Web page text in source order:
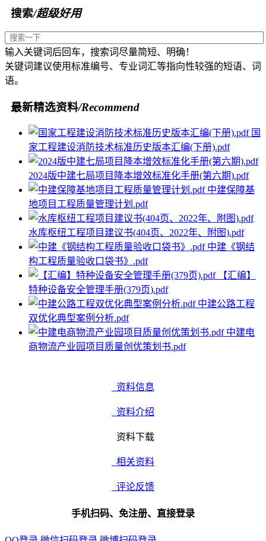
搜索/超级好用
输入关键词后回车，搜索词尽量简短、明确！
关键词建议使用标准编号、专业词汇等指向性较强的短语、词
语。
最新精选资料/Recommend
国
家工程建设消防技术标准历史版本汇编(下册).pdf
2024版中建七局项目降本增效标准化手册(第六期).pdf
中建保障基
地项目工程质量管理计划.pdf
水库枢纽工程项目建议书(404页、2022年、附图).pdf
中建《钢结
构工程质量验收口袋书》.pdf
【汇编】
特种设备安全管理手册(379页).pdf
中建公路工程
双优化典型案例分析.pdf
中建电
商物流产业园项目质量创优策划书.pdf
资料信息
资料介绍
资料下载
相关资料
评论反馈
手机扫码、免注册、直接登录